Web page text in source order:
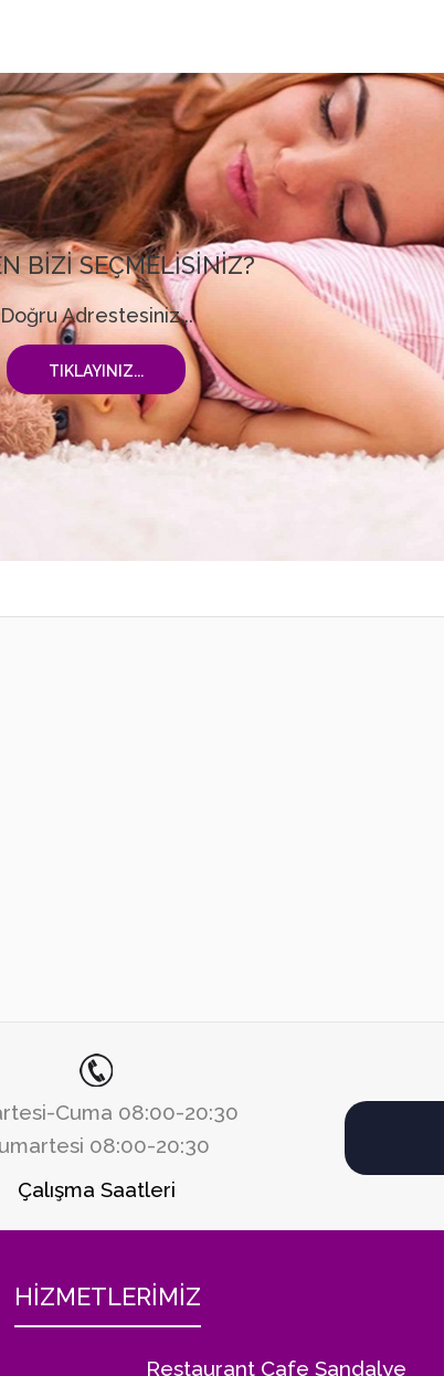
BİZİ SEÇMELİSİNİZ?
Doğru Adrestesiniz...
TIKLAYINIZ...
Cuma 08:00-20:30
08:00-20:30
Çalışma Saatleri
HİZMETLERİMİZ
Restaurant Cafe Sandalye